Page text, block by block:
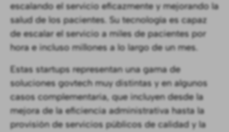
escalando el servicio eficazmente y mejorando la
salud de los pacientes. Su tecnología es capaz
de escalar el servicio a miles de pacientes por
hora e incluso millones a lo largo de un mes.
Estas startups representan una gama de
soluciones govtech muy distintas y en algunos
casos complementaria, que incluyen desde la
mejora de la eficiencia administrativa hasta la
provisión de servicios públicos de calidad y la